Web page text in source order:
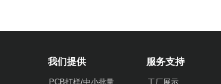
我们提供
PCB打样/中小批量
服务支持
工厂展示